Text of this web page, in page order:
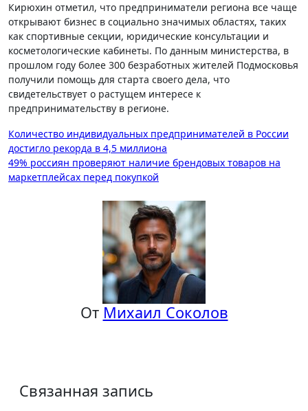
Кирюхин отметил, что предприниматели региона все чаще
открывают бизнес в социально значимых областях, таких
как спортивные секции, юридические консультации и
косметологические кабинеты. По данным министерства, в
прошлом году более 300 безработных жителей Подмосковья
получили помощь для старта своего дела, что
свидетельствует о растущем интересе к
предпринимательству в регионе.
Навигация
по
записям
Количество индивидуальных предпринимателей в России
достигло рекорда в 4,5 миллиона
49% россиян проверяют наличие брендовых товаров на
маркетплейсах перед покупкой
От Михаил Соколов
Связанная запись